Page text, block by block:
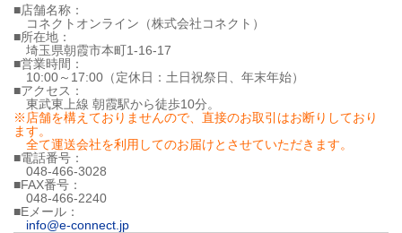
■店舗名称：
コネクトオンライン（株式会社コネクト）
■所在地：
埼玉県朝霞市本町1-16-17
■営業時間：
10:00～17:00（定休日：土日祝祭日、年末年始）
■アクセス：
東武東上線 朝霞駅から徒歩10分。
※店舗を構えておりませんので、直接のお取引はお断りしており
ます。
全て運送会社を利用してのお届けとさせていただきます。
■電話番号：
048-466-3028
■FAX番号：
048-466-2240
■Eメール：
info@e-connect.jp